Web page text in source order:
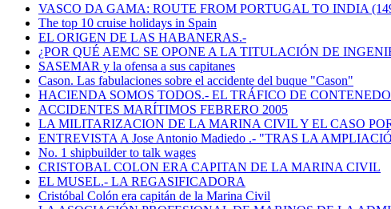
VASCO DA GAMA: ROUTE FROM PORTUGAL TO INDIA
The top 10 cruise holidays in Spain
EL ORIGEN DE LAS HABANERAS.-
¿POR QUÉ AEMC SE OPONE A LA TITULACIÓN DE
SASEMAR y la ofensa a sus capitanes
Cason. Las fabulaciones sobre el accidente del buque "Cason"
HACIENDA SOMOS TODOS.- EL TRÁFICO DE
ACCIDENTES MARÍTIMOS FEBRERO 2005
LA MILITARIZACION DE LA MARINA CIVIL Y EL CASO
ENTREVISTA A Jose Antonio Madiedo .- "TRAS LA
No. 1 shipbuilder to talk wages
CRISTOBAL COLON ERA CAPITAN DE LA MARINA CIVIL
EL MUSEL.- LA REGASIFICADORA
Cristóbal Colón era capitán de la Marina Civil